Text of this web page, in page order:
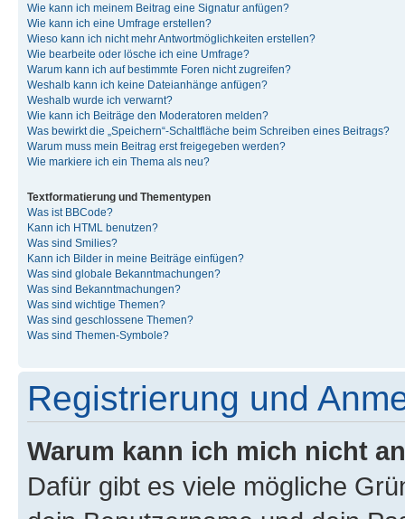
Wie kann ich meinem Beitrag eine Signatur anfügen?
Wie kann ich eine Umfrage erstellen?
Wieso kann ich nicht mehr Antwortmöglichkeiten erstellen?
Wie bearbeite oder lösche ich eine Umfrage?
Warum kann ich auf bestimmte Foren nicht zugreifen?
Weshalb kann ich keine Dateianhänge anfügen?
Weshalb wurde ich verwarnt?
Wie kann ich Beiträge den Moderatoren melden?
Was bewirkt die „Speichern“-Schaltfläche beim Schreiben eines Beitrags?
Warum muss mein Beitrag erst freigegeben werden?
Wie markiere ich ein Thema als neu?
Textformatierung und Thementypen
Was ist BBCode?
Kann ich HTML benutzen?
Was sind Smilies?
Kann ich Bilder in meine Beiträge einfügen?
Was sind globale Bekanntmachungen?
Was sind Bekanntmachungen?
Was sind wichtige Themen?
Was sind geschlossene Themen?
Was sind Themen-Symbole?
Registrierung und
Warum kann ich mich nicht
Dafür gibt es viele mögliche